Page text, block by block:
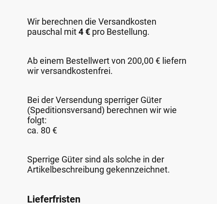
Wir berechnen die Versandkosten
pauschal mit4 € pro Bestellung.
Ab einem Bestellwert von 200,00 € liefern
wir versandkostenfrei.
Bei der Versendung sperriger Güter
(Speditionsversand) berechnen wir wie
folgt:
ca. 80 €
Sperrige Güter sind als solche in der
Artikelbeschreibung gekennzeichnet.
Lieferfristen